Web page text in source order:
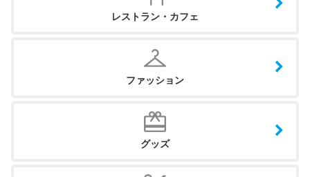
レストラン・カフェ
ファッション
グッズ